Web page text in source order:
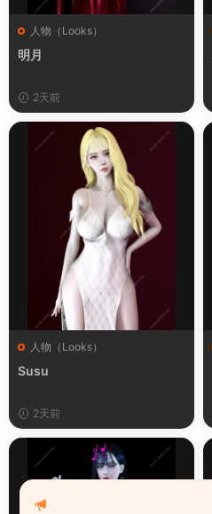
人物（Looks）
明月
2天前
人物（Looks）
Susu
2天前